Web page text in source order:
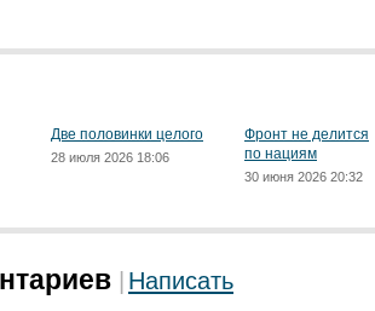
Две половинки целого
28 июля 2026 18:06
Фронт не делится
по нациям
30 июня 2026 20:32
Написать